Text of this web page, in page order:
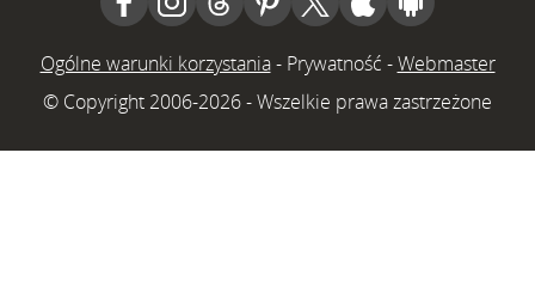
Ogólne warunki korzystania- Prywatność -Webmaster
© Copyright 2006-2026 - Wszelkie prawa zastrzeżone